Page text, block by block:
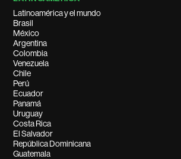
Latinoamérica y el mundo
Brasil
México
Argentina
Colombia
Venezuela
Chile
Perú
Ecuador
Panamá
Uruguay
Costa Rica
El Salvador
República Dominicana
Guatemala